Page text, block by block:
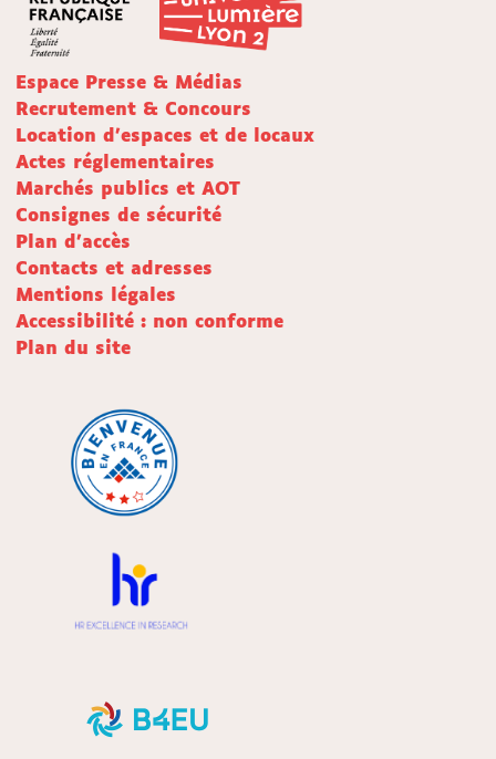
Espace Presse & Médias
Recrutement & Concours
Location d'espaces et de locaux
Actes réglementaires
Marchés publics et AOT
Consignes de sécurité
Plan d'accès
Contacts et adresses
Mentions légales
Accessibilité : non conforme
Plan du site